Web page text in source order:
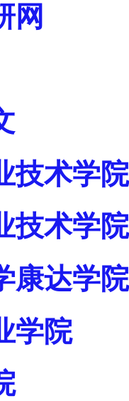
网
技术学院
技术学院
康达学院
学院